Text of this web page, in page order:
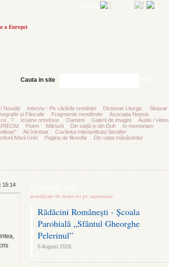
a Europei
Cauta in site
Noutăți Interviu - Pe cărările credinței Dicționar Liturgic
Sinaxar
și Filocalie Fragmente neodihnite
Asociația Nepsis
Icoane ortodoxe Oameni Galerii de imagini
Audio / video
Poem Mărturii Din viață și din Duh
In memoriam
Ati întrebat
Cuvântul mitropolitului Serafim
Marii Uniri Pagina de filosofie
Din viața mănăstirilor
15:14
actualizate de doua ori pe saptamana
Rădăcini Românești - Școala
Parohială „Sfântul Gheorghe
Pelerinul”
6 August 2026